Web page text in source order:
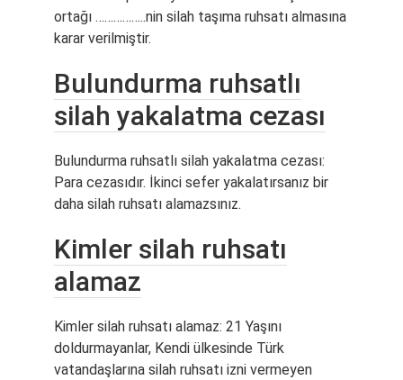
ortağı ……………..nin silah taşıma ruhsatı almasına
karar verilmiştir.
Bulundurma ruhsatlı
silah yakalatma cezası
Bulundurma ruhsatlı silah yakalatma cezası:
Para cezasıdır. İkinci sefer yakalatırsanız bir
daha silah ruhsatı alamazsınız.
Kimler silah ruhsatı
alamaz
Kimler silah ruhsatı alamaz: 21 Yaşını
doldurmayanlar, Kendi ülkesinde Türk
vatandaşlarına silah ruhsatı izni vermeyen